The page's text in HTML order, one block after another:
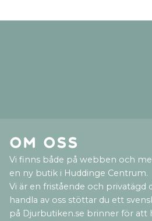
Om oss
Vi finns både på webben och
en ny butik i Huddinge Centrum.
Vi är en fristående och
handla av oss stöttar du ett
på Djurbutiken.se brinner för att